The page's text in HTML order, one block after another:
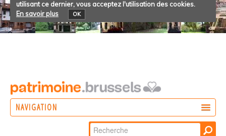
utilisant ce dernier, vous acceptez l'utilisation des cookies.
En savoir plus
OK
NAVIGATION
Chercher par